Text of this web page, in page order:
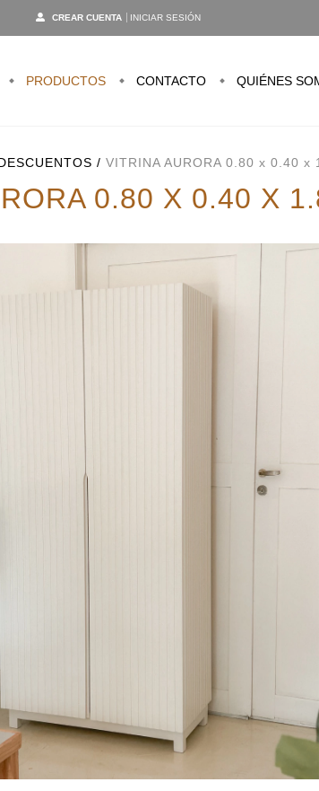
CREAR CUENTA INICIAR SESIÓN
PRODUCTOS CONTACTO QUIÉNES
/ VITRINA AURORA 0.80 x 0.40 x
0.80 X 0.40 X